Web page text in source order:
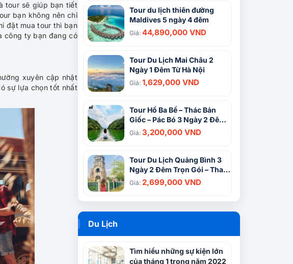
tour sẽ giúp bạn tiết
bạn không nên chỉ
đặt mua tour thì bạn
công ty bạn đang có
xuyên cập nhật
sự lựa chọn tốt nhất
Tour du lịch thiên đường
Maldives 5 ngày 4 đêm
Giá: 44,890,000 VND
Tour Du Lịch Mai Châu 2
Ngày 1 Đêm Từ Hà Nội
Giá: 1,629,000 VND
Tour Hồ Ba Bể – Thác Bản
Giốc – Pác Bó 3 Ngày 2 Đêm:
Hành Trình Khám Phá Vùng
Đất Huyền Thoại
Giá: 3,200,000 VND
Tour Du Lịch Quảng Bình 3
Ngày 2 Đêm Trọn Gói – Tham
Quan Phong Nha Kẻ Bàng
Giá: 2,699,000 VND
Du Lịch
Tìm hiểu những sự kiện lớn
của tháng 1 trong năm 2022